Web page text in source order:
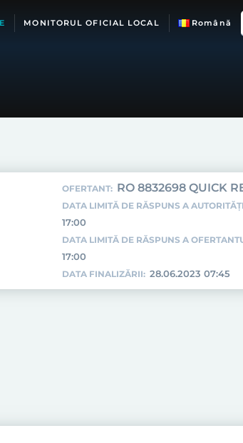
MONITORUL OFICIAL LOCAL Română
OFERTANT: RO 8832698 QUICK
DATA LIMITĂ DE RĂSPUNS A
17:00
DATA LIMITĂ DE RĂSPUNS A
17:00
DATA FINALIZĂRII: 28.06.2023 07:45